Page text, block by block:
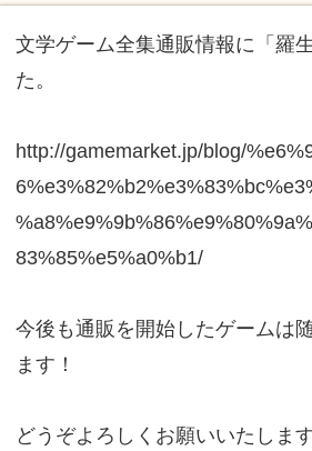
文学ゲーム全集通販情報に「羅
た。
http://gamemarket.jp/blog/
83%85%e5%a0%b1/
今後も通販を開始したゲームは
ます！
どうぞよろしくお願いいたします